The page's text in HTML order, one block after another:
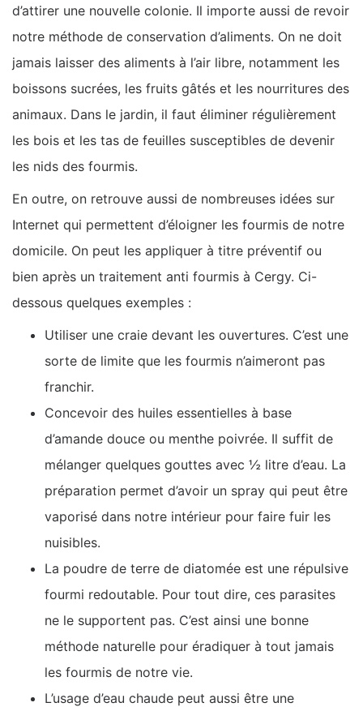
d’attirer une nouvelle colonie. Il importe aussi de revoir
notre méthode de conservation d’aliments. On ne doit
jamais laisser des aliments à l’air libre, notamment les
boissons sucrées, les fruits gâtés et les nourritures des
animaux. Dans le jardin, il faut éliminer régulièrement
les bois et les tas de feuilles susceptibles de devenir
les nids des fourmis.
En outre, on retrouve aussi de nombreuses idées sur
Internet qui permettent d’éloigner les fourmis de notre
domicile. On peut les appliquer à titre préventif ou
bien après un traitement anti fourmis à Cergy. Ci-
dessous quelques exemples :
Utiliser une craie devant les ouvertures. C’est une
sorte de limite que les fourmis n’aimeront pas
franchir.
Concevoir des huiles essentielles à base
d’amande douce ou menthe poivrée. Il suffit de
mélanger quelques gouttes avec ½ litre d’eau. La
préparation permet d’avoir un spray qui peut être
vaporisé dans notre intérieur pour faire fuir les
nuisibles.
La poudre de terre de diatomée est une répulsive
fourmi redoutable. Pour tout dire, ces parasites
ne le supportent pas. C’est ainsi une bonne
méthode naturelle pour éradiquer à tout jamais
les fourmis de notre vie.
L’usage d’eau chaude peut aussi être une